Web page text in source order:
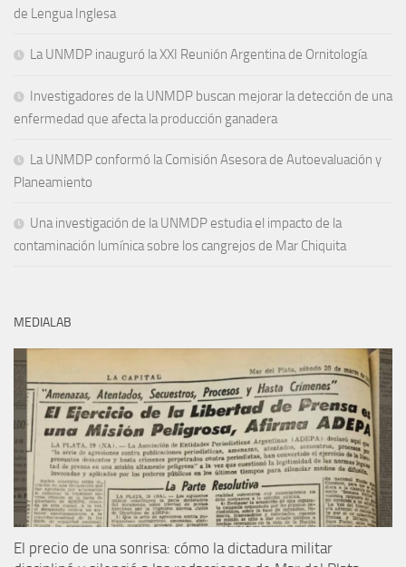
de Lengua Inglesa
La UNMDP inauguró la XXI Reunión Argentina de Ornitología
Investigadores de la UNMDP buscan mejorar la detección de una
enfermedad que afecta la producción ganadera
La UNMDP conformó la Comisión Asesora de Autoevaluación y
Planeamiento
Una investigación de la UNMDP estudia el impacto de la
contaminación lumínica sobre los cangrejos de Mar Chiquita
MEDIALAB
El precio de una sonrisa: cómo la dictadura militar